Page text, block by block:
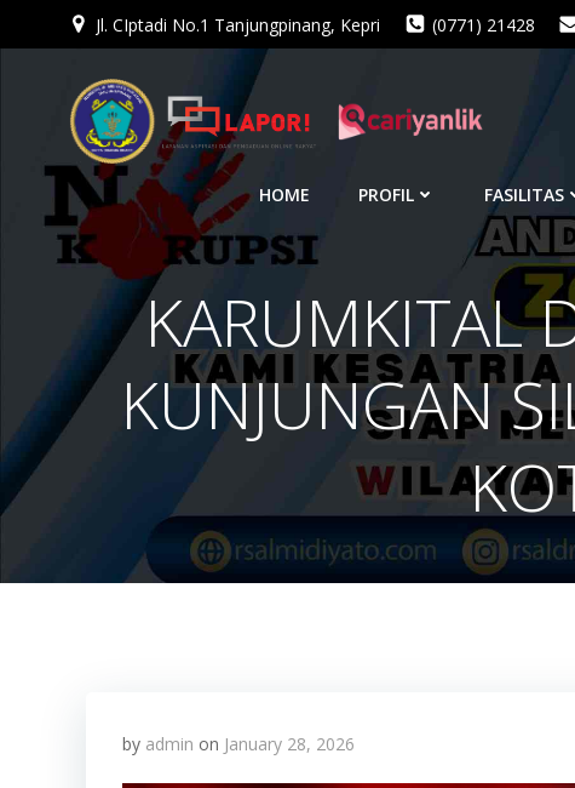
Jl. CIptadi No.1 Tanjungpinang, Kepri (0771) 21428
HOME PROFIL FASILITAS
KARUMKITAL
KUNJUNGAN
by admin on January 28, 2026